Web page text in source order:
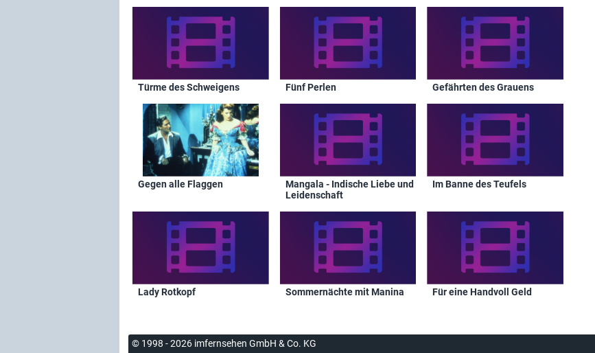
Türme des Schweigens Fünf Perlen Gefährten des Grauens
Gegen alle Flaggen
Mangala - Indische Liebe und
Leidenschaft
Im Banne des Teufels
Lady Rotkopf Sommernächte mit Manina Für eine Handvoll Geld
© 1998 - 2026 imfernsehen GmbH & Co. KG